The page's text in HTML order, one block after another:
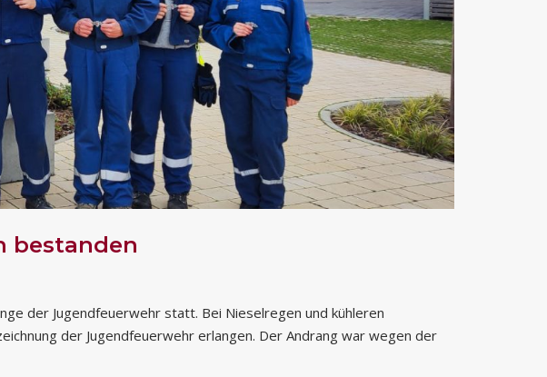
bestanden
der Jugendfeuerwehr statt. Bei Nieselregen und kühleren
der Jugendfeuerwehr erlangen. Der Andrang war wegen der